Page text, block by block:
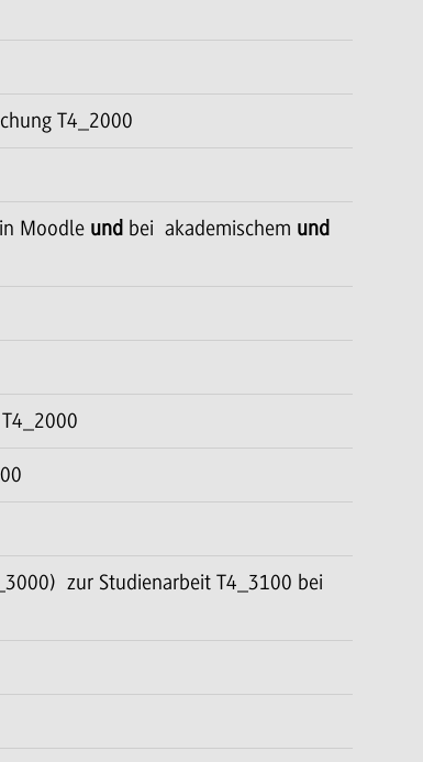
T4_2000
Moodle und bei akademischem und
zur Studienarbeit T4_3100 bei